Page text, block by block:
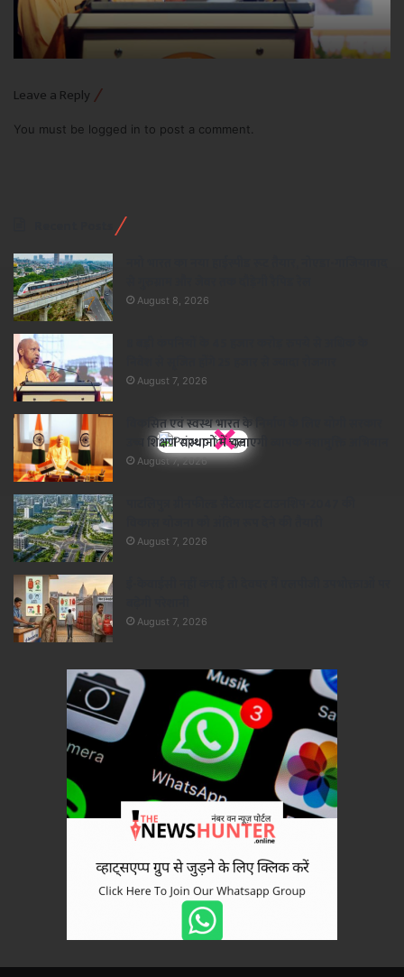
Leave a Reply
You must be logged in to post a comment.
×
August 8, 2026
August 7, 2026
विकसित एवं स्वस्थ भारत के निर्माण के लिए योगी सरकार
उच्च शिक्षण संस्थानों में चलाएगी व्यापक नशामुक्ति अभियान
August 7, 2026
August 7, 2026
August 7, 2026